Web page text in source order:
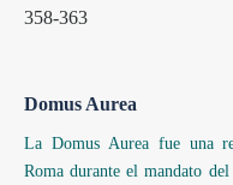
358-363
Domus Aurea
La Domus Aurea fue una
Roma durante el mandato